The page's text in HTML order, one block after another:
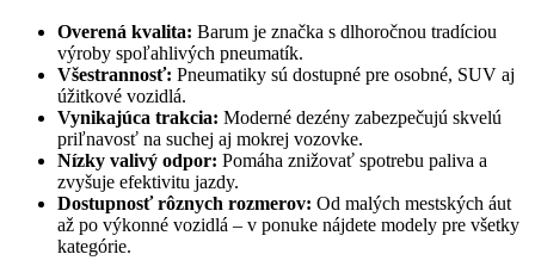
Overená kvalita: Barum je značka s dlhoročnou tradíciou
výroby spoľahlivých pneumatík.
Všestrannosť: Pneumatiky sú dostupné pre osobné, SUV aj
úžitkové vozidlá.
Vynikajúca trakcia: Moderné dezény zabezpečujú skvelú
priľnavosť na suchej aj mokrej vozovke.
Nízky valivý odpor: Pomáha znižovať spotrebu paliva a
zvyšuje efektivitu jazdy.
Dostupnosť rôznych rozmerov: Od malých mestských áut
až po výkonné vozidlá – v ponuke nájdete modely pre všetky
kategórie.